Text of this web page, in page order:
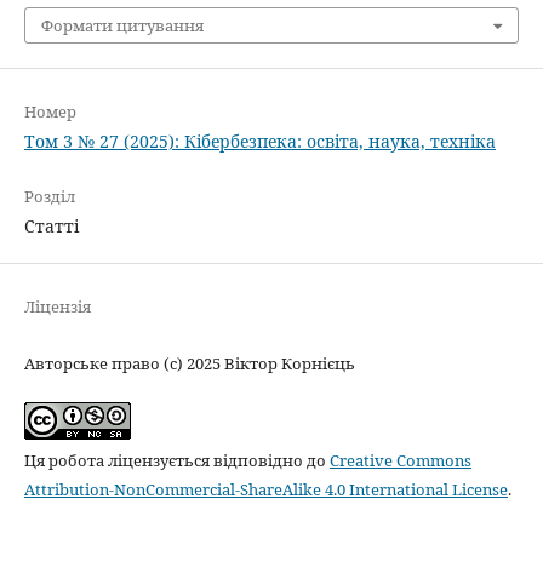
Формати цитування
Номер
Том 3 № 27 (2025): Кібербезпека: освіта, наука, техніка
Розділ
Статті
Ліцензія
Авторське право (c) 2025 Віктор Корнієць
Ця робота ліцензується відповідно до Creative Commons
Attribution-NonCommercial-ShareAlike 4.0 International License.